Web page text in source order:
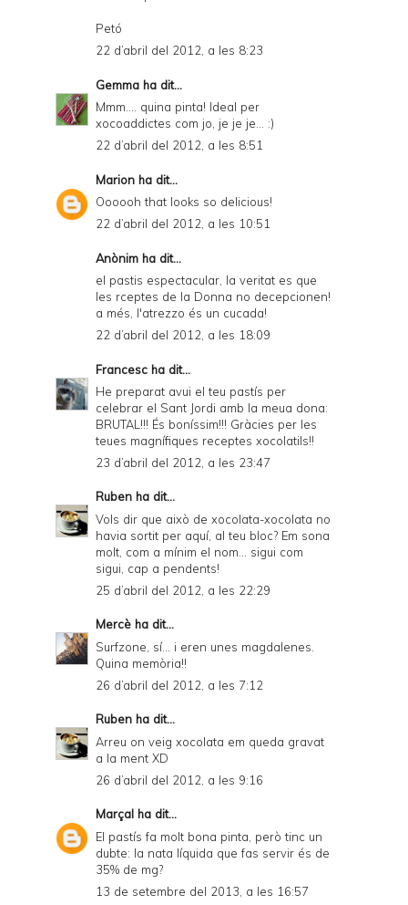
Petó
22 d’abril del 2012, a les 8:23
Gemma ha dit...
Mmm.... quina pinta! Ideal per
xocoaddictes com jo, je je je... :)
22 d’abril del 2012, a les 8:51
Marion ha dit...
Oooooh that looks so delicious!
22 d’abril del 2012, a les 10:51
Anònim ha dit...
el pastis espectacular, la veritat es que
les rceptes de la Donna no decepcionen!
a més, l'atrezzo és un cucada!
22 d’abril del 2012, a les 18:09
Francesc ha dit...
He preparat avui el teu pastís per
celebrar el Sant Jordi amb la meua dona:
BRUTAL!!! És boníssim!!! Gràcies per les
teues magnífiques receptes xocolatils!!
23 d’abril del 2012, a les 23:47
Ruben ha dit...
Vols dir que això de xocolata-xocolata no
havia sortit per aquí, al teu bloc? Em sona
molt, com a mínim el nom... sigui com
sigui, cap a pendents!
25 d’abril del 2012, a les 22:29
Mercè ha dit...
Surfzone, sí... i eren unes magdalenes.
Quina memòria!!
26 d’abril del 2012, a les 7:12
Ruben ha dit...
Arreu on veig xocolata em queda gravat
a la ment XD
26 d’abril del 2012, a les 9:16
Marçal ha dit...
El pastís fa molt bona pinta, però tinc un
dubte: la nata líquida que fas servir és de
35% de mg?
13 de setembre del 2013, a les 16:57